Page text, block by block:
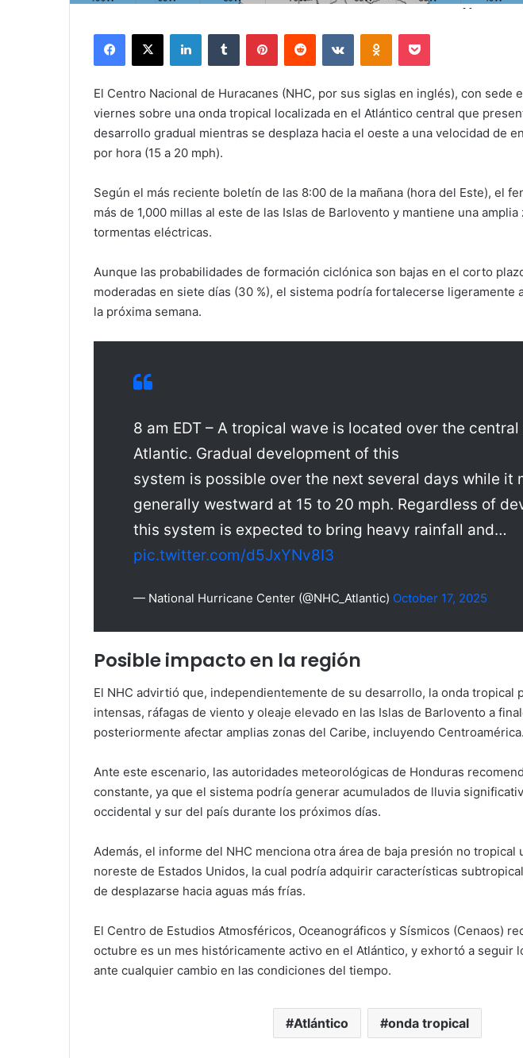
Facebook
X LinkedInTumblr PinterestReddit VKontakteOdnoklassniki
Pocket
El Centro Nacional de Huracanes (NHC, por sus siglas en inglés), con sede
viernes sobre una onda tropical localizada en el Atlántico central que
desarrollo gradual mientras se desplaza hacia el oeste a una velocidad de
por hora (15 a 20 mph).
Según el más reciente boletín de las 8:00 de la mañana (hora del Este), el
más de 1,000 millas al este de las Islas de Barlovento y mantiene una
tormentas eléctricas.
Aunque las probabilidades de formación ciclónica son bajas en el corto
moderadas en siete días (30 %), el sistema podría fortalecerse ligeramente
la próxima semana.
8 am EDT – A tropical wave is located over the
Atlantic. Gradual development of this
system is possible over the next several days while it
generally westward at 15 to 20 mph. Regardless of
this system is expected to bring heavy rainfall and…
pic.twitter.com/d5JxYNv8I3
— National Hurricane Center (@NHC_Atlantic) October 17, 2025
Posible impacto en la región
El NHC advirtió que, independientemente de su desarrollo, la onda tropical
intensas, ráfagas de viento y oleaje elevado en las Islas de Barlovento a
posteriormente afectar amplias zonas del Caribe, incluyendo Centroamérica.
Ante este escenario, las autoridades meteorológicas de Honduras
constante, ya que el sistema podría generar acumulados de lluvia
occidental y sur del país durante los próximos días.
Además, el informe del NHC menciona otra área de baja presión no tropical
noreste de Estados Unidos, la cual podría adquirir características
de desplazarse hacia aguas más frías.
El Centro de Estudios Atmosféricos, Oceanográficos y Sísmicos (Cenaos)
octubre es un mes históricamente activo en el Atlántico, y exhortó a seguir
ante cualquier cambio en las condiciones del tiempo.
Atlántico onda tropical